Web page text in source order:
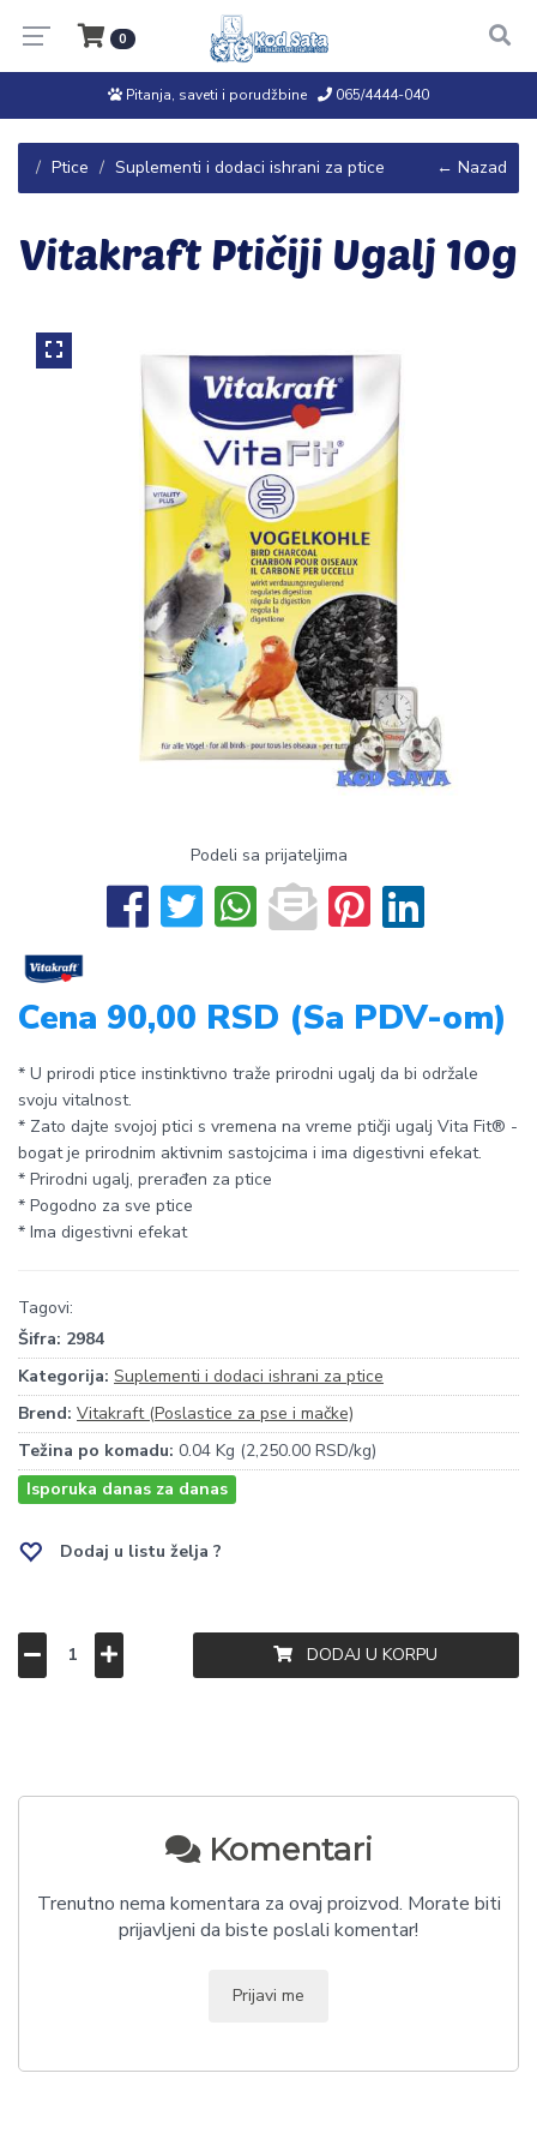
0
Pitanja, saveti i porudžbine 065/4444-040
Ptice Suplementi i dodaci ishrani za ptice ← Nazad
Vitakraft Ptičiji Ugalj 10g
Podeli sa prijateljima
Cena 90,00 RSD (Sa PDV-om)
* U prirodi ptice instinktivno traže prirodni ugalj da bi održale
svoju vitalnost.
* Zato dajte svojoj ptici s vremena na vreme ptičji ugalj Vita Fit® -
bogat je prirodnim aktivnim sastojcima i ima digestivni efekat.
* Prirodni ugalj, prerađen za ptice
* Pogodno za sve ptice
* Ima digestivni efekat
Tagovi:
Šifra: 2984
Kategorija: Suplementi i dodaci ishrani za ptice
Brend: Vitakraft (Poslastice za pse i mačke)
Težina po komadu: 0.04 Kg (2,250.00 RSD/kg)
Isporuka danas za danas
Dodaj u listu želja ?
DODAJ U KORPU
Komentari
Trenutno nema komentara za ovaj proizvod. Morate biti
prijavljeni da biste poslali komentar!
Prijavi me